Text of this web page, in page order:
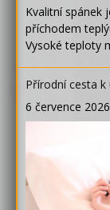
Kvalitní spánek
příchodem
Vysoké teploty
Přírodní cesta
6 července 2026